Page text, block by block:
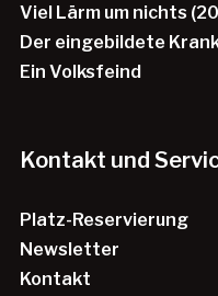
Viel Lärm um nichts
Der eingebildete
Ein Volksfeind
Kontakt und
Platz-Reservierung
Newsletter
Kontakt